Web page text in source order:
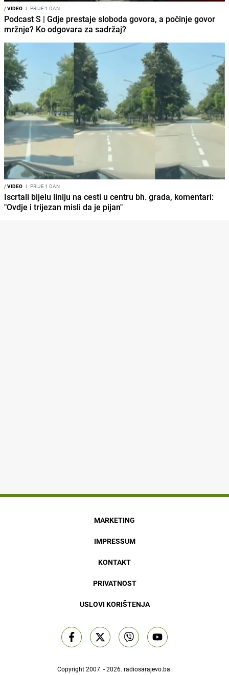
/VIDEO I PRIJE 1 DAN
Podcast S | Gdje prestaje sloboda govora, a počinje govor
mržnje? Ko odgovara za sadržaj?
/VIDEO I PRIJE 1 DAN
Iscrtali bijelu liniju na cesti u centru bh. grada, komentari:
"Ovdje i trijezan misli da je pijan"
MARKETING
IMPRESSUM
KONTAKT
PRIVATNOST
USLOVI KORIŠTENJA
Copyright 2007. - 2026. radiosarajevo.ba.